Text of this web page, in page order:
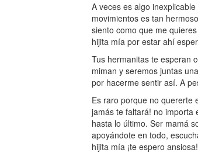
A veces es algo
movimientos es tan
siento como que me
hijita mía por estar ahí
Tus hermanitas te esperan
miman y seremos juntas
por hacerme sentir así. A
Es raro porque no quererte
jamás te faltará! no importa
hasta lo último. Ser mamá
apoyándote en todo,
hijita mía ¡te espero ansiosa!